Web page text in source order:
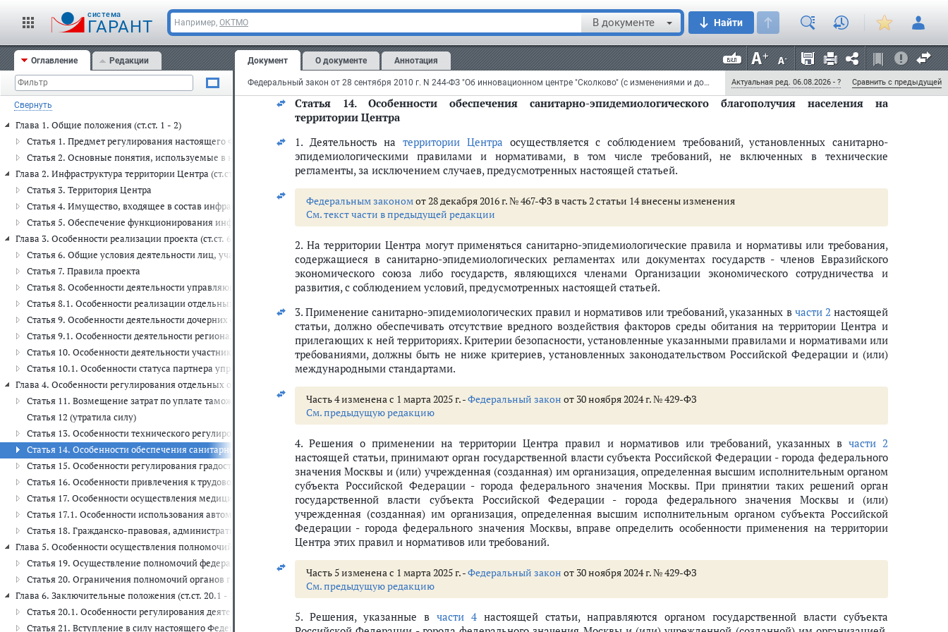
cистема
ГАРАНТ Например, ОКТМО В документе Найти
Оглавление Редакции
Свернуть
Глава 1. Общие положения (ст.ст. 1 - 2)
Статья 1. Предмет регулирования настоящего Федерального закона
Статья 2. Основные понятия, используемые в настоящем Федеральном законе
Глава 2. Инфраструктура территории Центра (ст.ст. 3 - 5)
Статья 3. Территория Центра
Статья 4. Имущество, входящее в состав инфраструктуры территории Центра
Статья 5. Обеспечение функционирования инфраструктуры территории Центра и жизнедеятельности на его территории
Глава 3. Особенности реализации проекта (ст.ст. 6 - 10.1)
Статья 6. Общие условия деятельности лиц, участвующих в реализации проекта
Статья 7. Правила проекта
Статья 8. Особенности деятельности управляющей компании
Статья 8.1. Особенности реализации отдельных функций органов государственной власти субъекта Российской Федерации - города федерального значения Москвы и (или) учрежденных (созданных) ими
Статья 9. Особенности деятельности дочерних обществ управляющей компании
Статья 9.1. Особенности деятельности региональных операторов
Статья 10. Особенности деятельности участников проекта
Статья 10.1. Особенности статуса партнера управляющей компании, исследовательского корпоративного центра, исследовательского центра
Глава 4. Особенности регулирования отдельных отношений при реализации проекта (ст.ст. 11 - 18)
Статья 11. Возмещение затрат по уплате таможенных платежей
Статья 12 (утратила силу)
Статья 13. Особенности технического регулирования на территории Центра
Статья 14. Особенности обеспечения санитарно-эпидемиологического благополучия населения на территории Центра
Статья 15. Особенности регулирования градостроительной деятельности на территории Центра
Статья 16. Особенности привлечения к трудовой деятельности иностранных граждан в целях реализации проекта
Статья 17. Особенности осуществления медицинской деятельности и образовательной деятельности на территории Центра
Статья 17.1. Особенности использования автомобильных дорог на территории Центра
Статья 18. Гражданско-правовая, административная, уголовная ответственность
Глава 5. Особенности осуществления полномочий органов государственной власти, органов местного самоуправления, органов Фонда пенсионного и социального страхования Российской Федерации на
Статья 19. Осуществление полномочий федеральными органами исполнительной власти, органами Фонда пенсионного и социального страхования Российской Федерации на территории Центра
Статья 20. Ограничения полномочий органов государственной власти субъектов РФ, органов местного самоуправления на территории Центра
Глава 6. Заключительные положения (ст.ст. 20.1 - 21)
Статья 20.1. Особенности регулирования деятельности по созданию и обеспечению функционирования международного медицинского кластера на территории Центра
Статья 21. Вступление в силу настоящего Федерального закона
Документ О документе Аннотация
Федеральный закон от 28 сентября 2010 г. N 244-ФЗ "Об инновационном центре "Сколково" (с изменениями и дополнениями) Актуальная ред. 06.08.2026 - ? Сравнить с предыдущей
проверка соблюдения требований безопасности к используемой на территории Центра продукции или к связанным с
ними процессам проектирования (включая изыскания), производства, строительства, монтажа, наладки,
эксплуатации, хранения, перевозки, реализации и утилизации, установленных с учетом положений настоящей статьи.
8. Последствия несоблюдения требований, предусмотренных настоящей статьей, определяются в соответствии со
статьей 18настоящего Федерального закона.
Статья 14.Особенности обеспечения санитарно-эпидемиологического благополучия населения на
территории Центра
1. Деятельность натерритории Центра осуществляется с соблюдением требований, установленных санитарно-
эпидемиологическими правилами и нормативами, в том числе требований, не включенных в технические
регламенты, за исключением случаев, предусмотренных настоящей статьей.
Федеральным закономот 28 декабря 2016 г. № 467-ФЗ в часть 2 статьи 14 внесены изменения
См. текст части в предыдущей редакции
2. На территории Центра могут применяться санитарно-эпидемиологические правила и нормативы или требования,
содержащиеся в санитарно-эпидемиологических регламентах или документах государств - членов Евразийского
экономического союза либо государств, являющихся членами Организации экономического сотрудничества и
развития, с соблюдением условий, предусмотренных настоящей статьей.
3. Применение санитарно-эпидемиологических правил и нормативов или требований, указанных в части 2 настоящей
статьи, должно обеспечивать отсутствие вредного воздействия факторов среды обитания на территории Центра и
прилегающих к ней территориях. Критерии безопасности, установленные указанными правилами и нормативами или
требованиями, должны быть не ниже критериев, установленных законодательством Российской Федерации и (или)
международными стандартами.
Часть 4 изменена с 1 марта 2025 г. -Федеральный закон от 30 ноября 2024 г. № 429-ФЗ
См. предыдущую редакцию
4. Решения о применении на территории Центра правил и нормативов или требований, указанных в части 2
настоящей статьи, принимают орган государственной власти субъекта Российской Федерации - города федерального
значения Москвы и (или) учрежденная (созданная) им организация, определенная высшим исполнительным органом
субъекта Российской Федерации - города федерального значения Москвы. При принятии таких решений орган
государственной власти субъекта Российской Федерации - города федерального значения Москвы и (или)
учрежденная (созданная) им организация, определенная высшим исполнительным органом субъекта Российской
Федерации - города федерального значения Москвы, вправе определить особенности применения на территории
Центра этих правил и нормативов или требований.
Часть 5 изменена с 1 марта 2025 г. -Федеральный закон от 30 ноября 2024 г. № 429-ФЗ
См. предыдущую редакцию
5. Решения, указанные в части 4 настоящей статьи, направляются органом государственной власти субъекта